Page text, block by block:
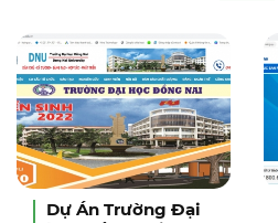
Dự Án Trường Đại